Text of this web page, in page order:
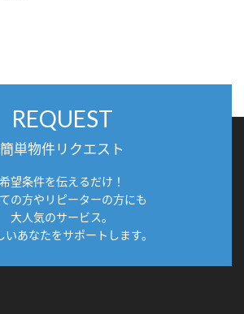
REQUEST
簡単物件リクエスト
希望条件を伝えるだけ！
の方やリピーターの方にも
大人気のサービス。
いあなたをサポートします。